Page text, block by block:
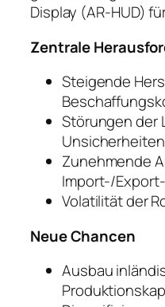
Display (AR-HUD)
Zentrale
Steigende
Störungen der
Zunehmende
Import-/
Volatilität der
Neue Chancen
Ausbau